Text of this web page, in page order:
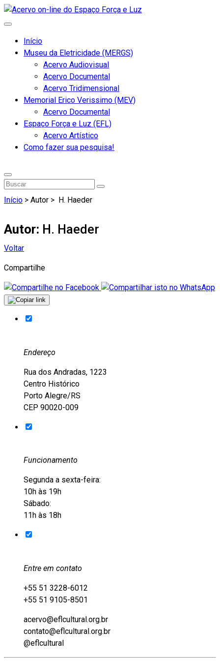
Início
Museu da Eletricidade (MERGS)
Acervo Audiovisual
Acervo Documental
Acervo Tridimensional
Memorial Erico Verissimo (MEV)
Acervo Documental
Espaço Força e Luz (EFL)
Acervo Artístico
Como fazer sua pesquisa!
Início > Autor > H. Haeder
Autor: H. Haeder
Voltar
Compartilhe
Endereço
Rua dos Andradas, 1223
Centro Histórico
Porto Alegre/RS
CEP 90020-009
Funcionamento
Segunda a sexta-feira:
10h às 19h
Sábado:
11h às 18h
Entre em contato
+55 51 3228-6012
+55 51 9105-8501
acervo@eflcultural.org.br
contato@eflcultural.org.br
@eflcultural